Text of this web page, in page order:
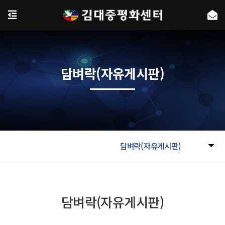
담벼락(자유게시판)
담벼락(자유게시판)
담벼락(자유게시판)